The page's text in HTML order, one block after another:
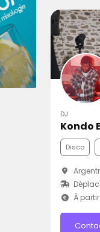
DJ
Kondo
Disco
À